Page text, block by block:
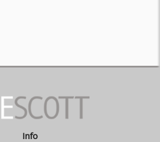
Info